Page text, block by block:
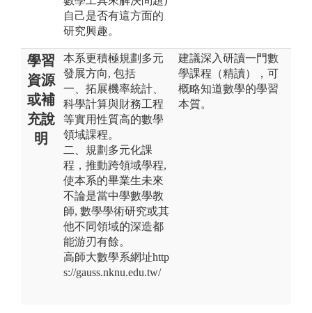
自己是否有這方面的
研究興趣。
學習
資源
或補
充說
明
本系更積極規劃多元
發展方向, 包括
一、拓展機率統計、
科學計算與財務工程
等實用性質高的數學
領域課程。
二、規劃多元化課
程，推動跨領域學程,
使本系的畢業生未來
不論是當中學數學教
師, 數學學術研究或其
他不同領域的深造都
能游刃有餘。
高師大數學系網址http
s://gauss.nknu.edu.tw/
建議深入研讀一門數
學課程（精讀），可
概略知道數學的學習
本質。